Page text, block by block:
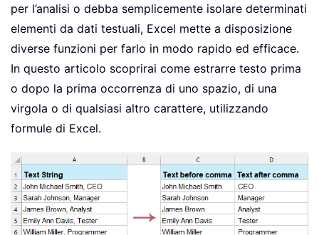
per l’analisi o debba semplicemente isolare determinati
elementi da dati testuali, Excel mette a disposizione
diverse funzioni per farlo in modo rapido ed efficace.
In questo articolo scoprirai come estrarre testo prima
o dopo la prima occorrenza di uno spazio, di una
virgola o di qualsiasi altro carattere, utilizzando
formule di Excel.